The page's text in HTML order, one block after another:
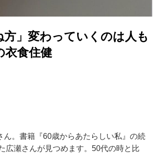
」変わっていくのは人も
衣食住健
。書籍『60歳からあたらしい私』の続
広瀬さんが見つめます。50代の時と比